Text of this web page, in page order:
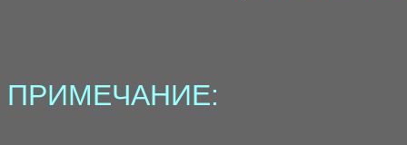
ПРИМЕЧАНИЕ: